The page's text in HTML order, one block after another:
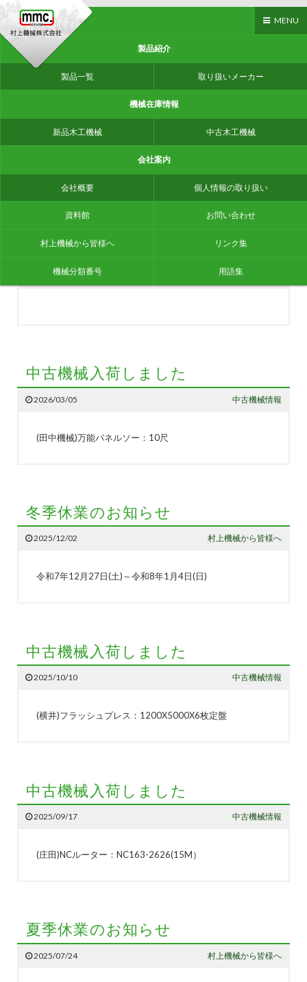
MENU
製品紹介
製品一覧 取り扱いメーカー
機械在庫情報
新品木工機械 中古木工機械
会社案内
会社概要 個人情報の取り扱い
資料館 お問い合わせ
村上機械から皆様へ リンク集
機械分類番号 用語集
用語 > 集成材用木工機械
認定されました
2024/10/01 村上機械から皆様へ
中古機械入荷しました
2026/03/05 中古機械情報
(田中機械)万能パネルソー：10尺
冬季休業のお知らせ
2025/12/02 村上機械から皆様へ
令和7年12月27日(土)～令和8年1月4日(日)
中古機械入荷しました
2025/10/10 中古機械情報
(横井)フラッシュプレス：1200X5000X6枚定盤
中古機械入荷しました
2025/09/17 中古機械情報
(庄田)NCルーター：NC163-2626(15M）
夏季休業のお知らせ
2025/07/24 村上機械から皆様へ